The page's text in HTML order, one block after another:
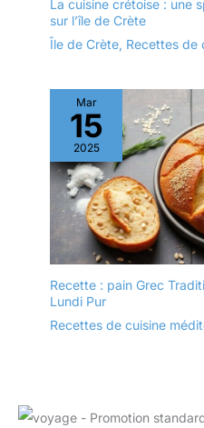
La cuisine crétoise : une
sur l’île de Crète
Île de Crète, Recettes de
Mar
15
2025
Recette : pain Grec
Lundi Pur
Recettes de cuisine